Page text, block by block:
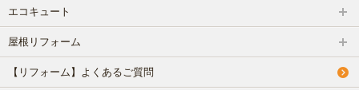
エコキュート
屋根リフォーム
【リフォーム】よくあるご質問